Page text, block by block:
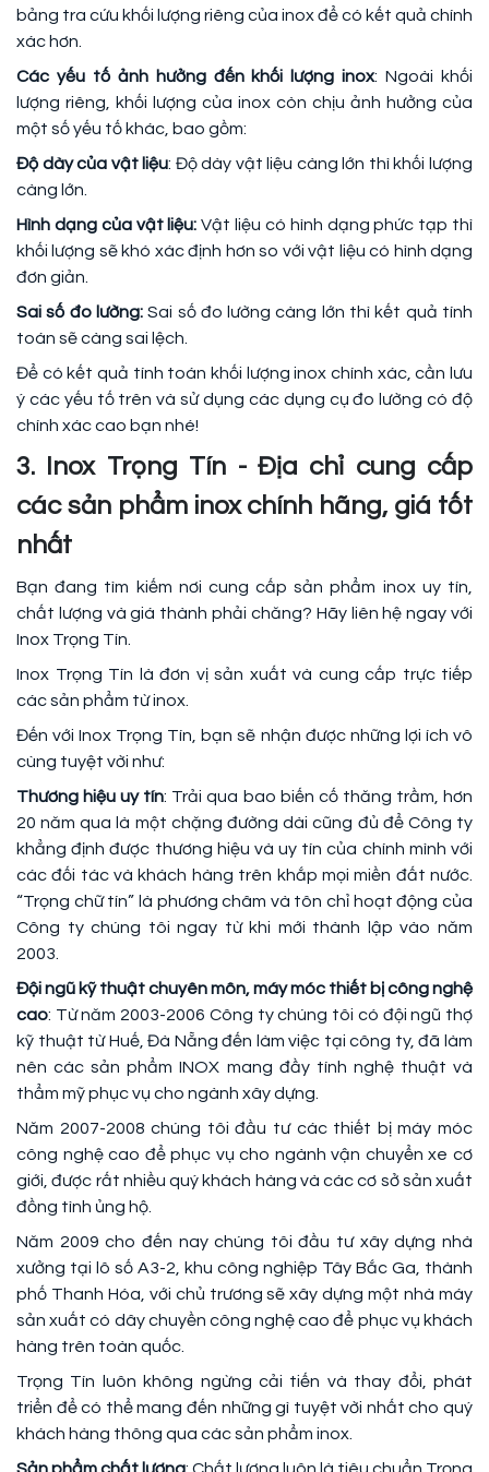
bảng tra cứu khối lượng riêng của inox để có kết quả chính
xác hơn.
Các yếu tố ảnh hưởng đến khối lượng inox: Ngoài khối
lượng riêng, khối lượng của inox còn chịu ảnh hưởng của
một số yếu tố khác, bao gồm:
Độ dày của vật liệu: Độ dày vật liệu càng lớn thì khối lượng
càng lớn.
Hình dạng của vật liệu: Vật liệu có hình dạng phức tạp thì
khối lượng sẽ khó xác định hơn so với vật liệu có hình dạng
đơn giản.
Sai số đo lường:Sai số đo lường càng lớn thì kết quả tính
toán sẽ càng sai lệch.
Để có kết quả tính toán khối lượng inox chính xác, cần lưu
ý các yếu tố trên và sử dụng các dụng cụ đo lường có độ
chính xác cao bạn nhé!
3. Inox Trọng Tín - Địa chỉ cung cấp
các sản phẩm inox chính hãng, giá tốt
nhất
Bạn đang tìm kiếm nơi cung cấp sản phẩm inox uy tín,
chất lượng và giá thành phải chăng? Hãy liên hệ ngay với
Inox Trọng Tín.
Inox Trọng Tín là đơn vị sản xuất và cung cấp trực tiếp
các sản phẩm từ inox.
Đến với Inox Trọng Tín, bạn sẽ nhận được những lợi ích vô
cùng tuyệt vời như:
Thương hiệu uy tín: Trải qua bao biến cố thăng trầm, hơn
20 năm qua là một chặng đường dài cũng đủ để Công ty
khẳng định được thương hiệu và uy tín của chính mình với
các đối tác và khách hàng trên khắp mọi miền đất nước.
“Trọng chữ tín” là phương châm và tôn chỉ hoạt động của
Công ty chúng tôi ngay từ khi mới thành lập vào năm
2003.
Đội ngũ kỹ thuật chuyên môn, máy móc thiết bị công nghệ
cao: Từ năm 2003-2006 Công ty chúng tôi có đội ngũ thợ
kỹ thuật từ Huế, Đà Nẵng đến làm việc tại công ty, đã làm
nên các sản phẩm INOX mang đầy tính nghệ thuật và
thẩm mỹ phục vụ cho ngành xây dựng.
Năm 2007-2008 chúng tôi đầu tư các thiết bị máy móc
công nghệ cao để phục vụ cho ngành vận chuyển xe cơ
giới, được rất nhiều quý khách hàng và các cơ sở sản xuất
đồng tình ủng hộ.
Năm 2009 cho đến nay chúng tôi đầu tư xây dựng nhà
xưởng tại lô số A3-2, khu công nghiệp Tây Bắc Ga, thành
phố Thanh Hóa, với chủ trương sẽ xây dựng một nhà máy
sản xuất có dây chuyền công nghệ cao để phục vụ khách
hàng trên toàn quốc.
Trọng Tín luôn không ngừng cải tiến và thay đổi, phát
triển để có thể mang đến những gì tuyệt vời nhất cho quý
khách hàng thông qua các sản phẩm inox.
Sản phẩm chất lượng: Chất lượng luôn là tiêu chuẩn Trọng